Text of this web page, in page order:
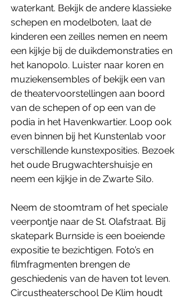
waterkant. Bekijk de andere klassieke
schepen en modelboten, laat de
kinderen een zeilles nemen en neem
een kijkje bij de duikdemonstraties en
het kanopolo. Luister naar koren en
muziekensembles of bekijk een van
de theatervoorstellingen aan boord
van de schepen of op een van de
podia in het Havenkwartier. Loop ook
even binnen bij het Kunstenlab voor
verschillende kunstexposities. Bezoek
het oude Brugwachtershuisje en
neem een kijkje in de Zwarte Silo.
Neem de stoomtram of het speciale
veerpontje naar de St. Olafstraat. Bij
skatepark Burnside is een boeiende
expositie te bezichtigen. Foto’s en
filmfragmenten brengen de
geschiedenis van de haven tot leven.
Circustheaterschool De Klim houdt